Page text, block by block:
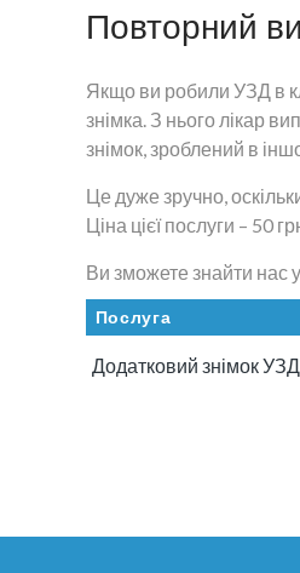
Повторний
Якщо ви робили УЗД в
знімка. З нього лікар
знімок, зроблений в
Це дуже зручно,
Ціна цієї послуги – 50
Ви зможете знайти нас
Послуга
Додатковий знімок УЗД